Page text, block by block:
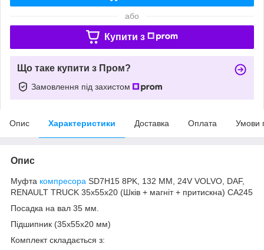
або
Купити з
Що таке купити з Пром?
Замовлення під захистом
Опис Характеристики Доставка Оплата Умови
Опис
Муфта компресора SD7H15 8PK, 132 MM, 24V VOLVO, DAF,
RENAULT TRUCK 35x55x20 (Шків + магніт + притискна) CA245
Посадка на вал 35 мм.
Підшипник (35х55х20 мм)
Комплект складається з: